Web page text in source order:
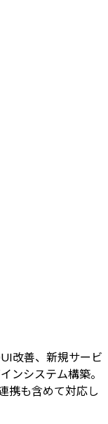
改善、新規サービ
ンシステム構築。
携も含めて対応し